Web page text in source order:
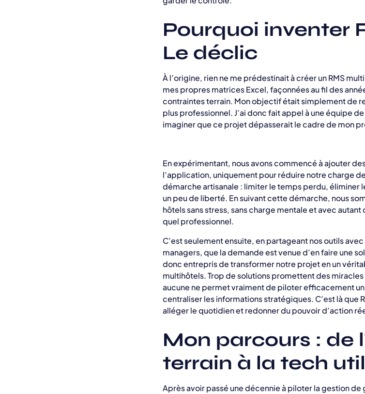
Pourquoi inventer
Le déclic
À l’origine, rien ne me prédestinait à créer un RMS
mes propres matrices Excel, façonnées au fil des
contraintes terrain. Mon objectif était simplement de
plus professionnel. J’ai donc fait appel à une équipe
imaginer que ce projet dépasserait le cadre de mon
En expérimentant, nous avons commencé à ajouter
l’application, uniquement pour réduire notre charge
démarche artisanale : limiter le temps perdu, éliminer
un peu de liberté. En suivant cette démarche, nous
hôtels sans stress, sans charge mentale et avec
quel professionnel.
C’est seulement ensuite, en partageant nos outils
managers, que la demande est venue d’en faire une
donc entrepris de transformer notre projet en un
multihôtels. Trop de solutions promettent des
aucune ne permet vraiment de piloter efficacement
centraliser les informations stratégiques. C’est là que
alléger le quotidien et redonner du pouvoir d’action
Mon parcours : de
terrain à la tech
Après avoir passé une décennie à piloter la gestion